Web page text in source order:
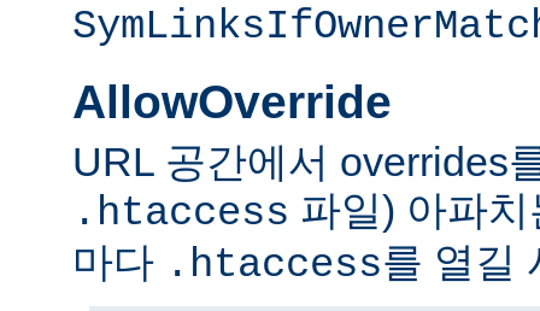
AllowOverride
URL 공간에서 overrides
.htaccess 파일) 아파
마다 .htaccess를 열길